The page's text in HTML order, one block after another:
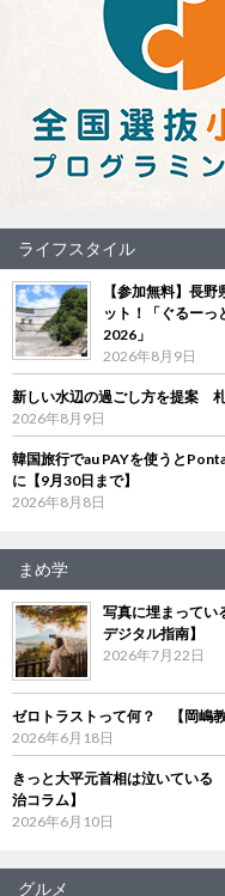
ライフスタイル
【参加無料】長
ット！「ぐるー
2026」
2026年8月9日
新しい水辺の過ごし方を提案
2026年8月9日
韓国旅行でau PAYを使うと
に【9月30日まで】
2026年8月8日
まめ学
写真に埋まって
デジタル指南】
2026年7月22日
ゼロトラストって何？ 【岡嶋教
2026年6月18日
きっと大平元首相は泣いてい
治コラム】
2026年6月10日
グルメ